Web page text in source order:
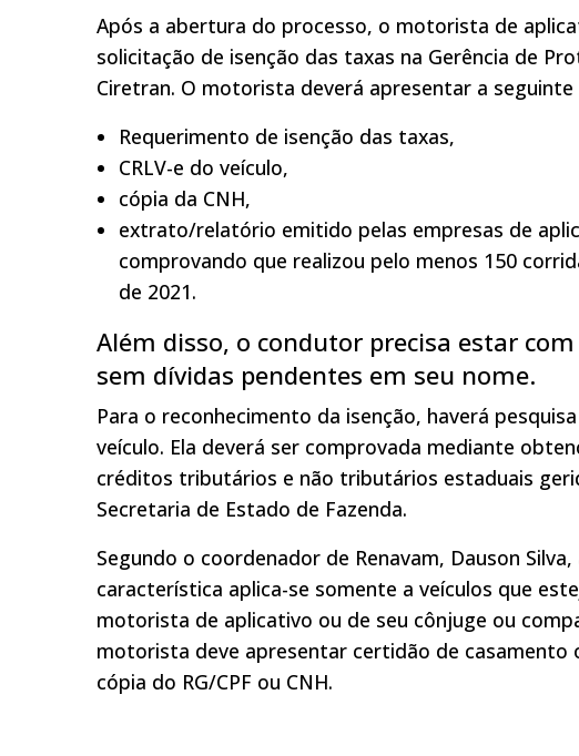
Após a abertura do processo, o motorista de
solicitação de isenção das taxas na Gerência de
Ciretran. O motorista deverá apresentar a
Requerimento de isenção das taxas,
CRLV-e do veículo,
cópia da CNH,
extrato/relatório emitido pelas empresas de
comprovando que realizou pelo menos 150
de 2021.
Além disso, o condutor precisa estar
sem dívidas pendentes em seu nome.
Para o reconhecimento da isenção, haverá
veículo. Ela deverá ser comprovada mediante
créditos tributários e não tributários estaduais
Secretaria de Estado de Fazenda.
Segundo o coordenador de Renavam, Dauson
característica aplica-se somente a veículos que
motorista de aplicativo ou de seu cônjuge ou
motorista deve apresentar certidão de
cópia do RG/CPF ou CNH.